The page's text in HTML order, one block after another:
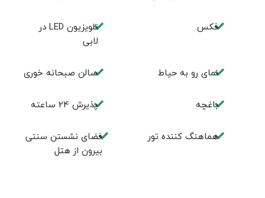
فكس
تلويزيون LED در
لابی
نمای رو به حیاط سالن صبحانه خوری
باغچه پذيرش 24 ساعته
هماهنگ کننده تور
فضای نشستن سنتی
بيرون از هتل